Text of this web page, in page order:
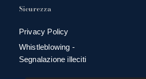
Sicurezza
Privacy Policy
Whistleblowing -
Segnalazione illeciti